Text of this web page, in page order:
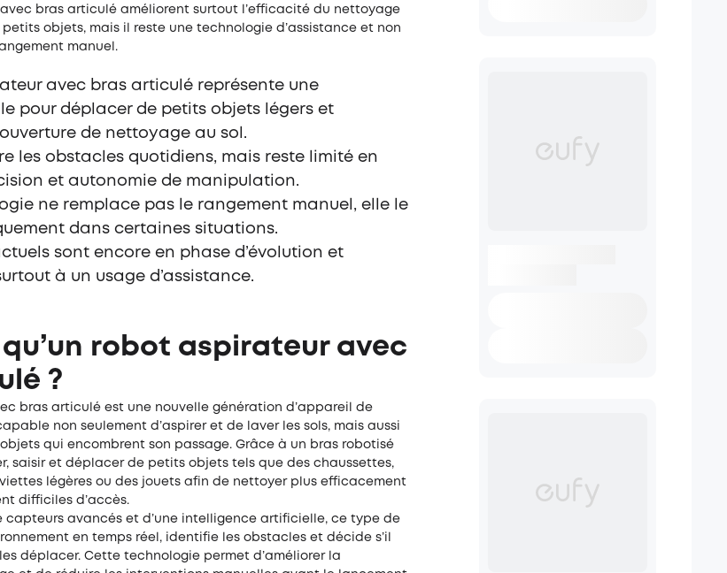
avec bras articulé améliorent surtout l’efficacité du nettoyage
objets, mais il reste une technologie d’assistance et non
manuel.
avec bras articulé représente une
pour déplacer de petits objets légers et
de nettoyage au sol.
les obstacles quotidiens, mais reste limité en
et autonomie de manipulation.
ne remplace pas le rangement manuel, elle le
dans certaines situations.
sont encore en phase d’évolution et
à un usage d’assistance.
qu’un robot aspirateur avec
?
bras articulé est une nouvelle génération d’appareil de
non seulement d’aspirer et de laver les sols, mais aussi
qui encombrent son passage. Grâce à un bras robotisé
saisir et déplacer de petits objets tels que des chaussettes,
légères ou des jouets afin de nettoyer plus efficacement
difficiles d’accès.
capteurs avancés et d’une intelligence artificielle, ce type de
en temps réel, identifie les obstacles et décide s’il
déplacer. Cette technologie permet d’améliorer la